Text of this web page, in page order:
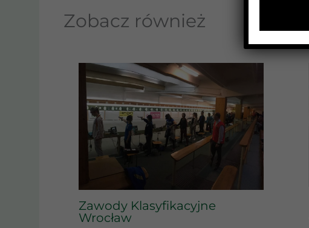
Zobacz również
Zawody Klasyfikacyjne
Wrocław